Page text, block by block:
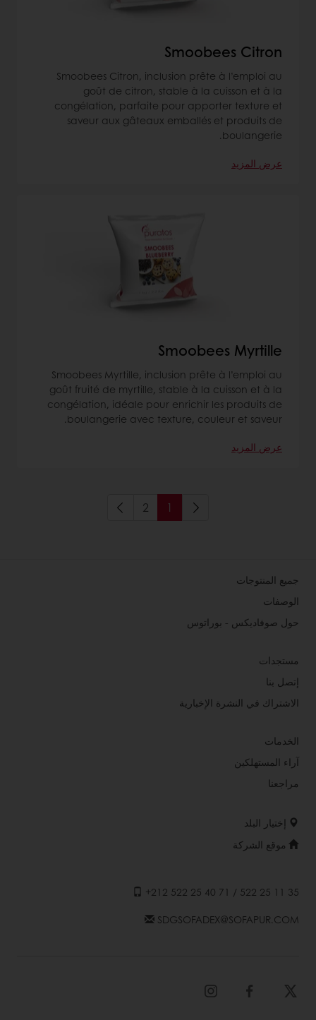
Smoobees Citron
Smoobees Citron, inclusion prête à l’emploi au
goût de citron, stable à la cuisson et à la
congélation, parfaite pour apporter texture et
saveur aux gâteaux emballés et produits de
boulangerie.
عرض المزيد
Smoobees Myrtille
Smoobees Myrtille, inclusion prête à l’emploi au
goût fruité de myrtille, stable à la cuisson et à la
congélation, idéale pour enrichir les produits de
boulangerie avec texture, couleur et saveur.
عرض المزيد
1
2
جميع المنتوجات
الوصفات
حول صوفاديكس - بوراتوس
مستجدات
إتصل بنا
الاشتراك في النشرة الإخبارية
الخدمات
آراء المستهلكين
مراجعنا
إختيار البلد
موقع الشركة
+212 522 25 40 71 / 522 25 11 35
SDGSOFADEX@SOFAPUR.COM